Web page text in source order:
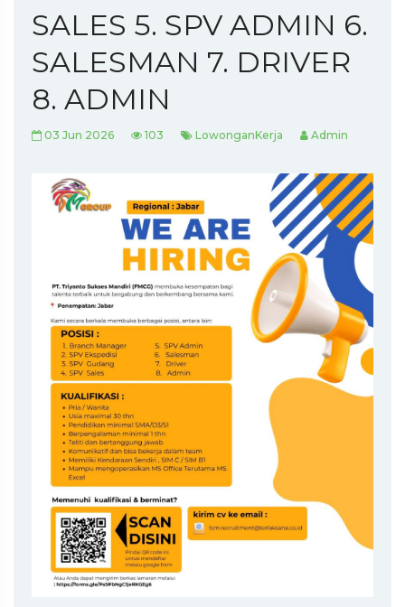
SALES 5. SPV ADMIN 6.
SALESMAN 7. DRIVER
8. ADMIN
03 Jun 2026 103 LowonganKerja Admin